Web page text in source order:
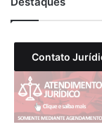
Contato